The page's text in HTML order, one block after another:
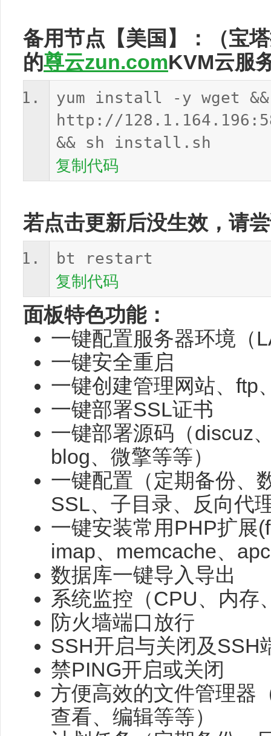
备用节点【美国】：（宝
的尊云zun.comKVM云服
yum install -y wget
http://
&& sh install.sh
复制代码
若点击更新后没生效，请
bt restart
复制代码
面板特色功能：
一键配置服务器环境（
一键安全重启
一键创建管理网站、ftp
一键部署SSL证书
一键部署源码（discuz
blog、微擎等等）
一键配置（定期备份、
SSL、子目录、反向代
一键安装常用PHP扩展
imap、memcache、
数据库一键导入导出
系统监控（CPU、内存
防火墙端口放行
SSH开启与关闭及SSH
禁PING开启或关闭
方便高效的文件管理器
查看、编辑等等）